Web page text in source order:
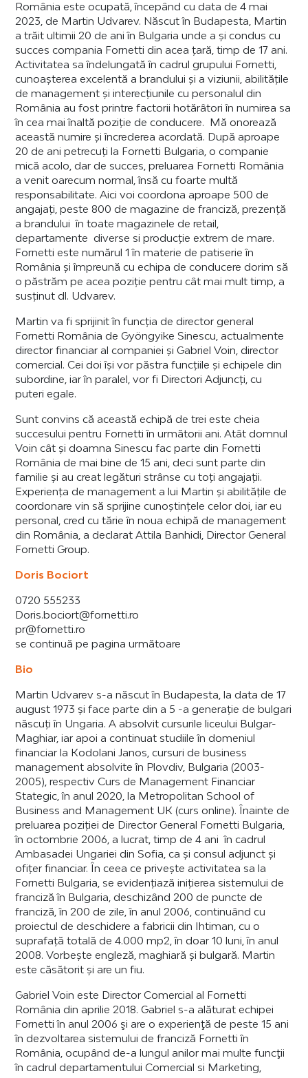
România este ocupată, începând cu data de 4 mai
2023, de Martin Udvarev. Născut în Budapesta, Martin
a trăit ultimii 20 de ani în Bulgaria unde a și condus cu
succes compania Fornetti din acea țară, timp de 17 ani.
Activitatea sa îndelungată în cadrul grupului Fornetti,
cunoașterea excelentă a brandului și a viziunii, abilitățile
de management și interecțiunile cu personalul din
România au fost printre factorii hotărâtori în numirea sa
în cea mai înaltă poziție de conducere. Mă onorează
această numire și încrederea acordată. După aproape
20 de ani petrecuți la Fornetti Bulgaria, o companie
mică acolo, dar de succes, preluarea Fornetti România
a venit oarecum normal, însă cu foarte multă
responsabilitate. Aici voi coordona aproape 500 de
angajați, peste 800 de magazine de franciză, prezență
a brandului în toate magazinele de retail,
departamente diverse si producție extrem de mare.
Fornetti este numărul 1 în materie de patiserie în
România și împreună cu echipa de conducere dorim să
o păstrăm pe acea poziție pentru cât mai mult timp, a
susținut dl. Udvarev.
Martin va fi sprijinit în funcția de director general
Fornetti România de Gyöngyike Sinescu, actualmente
director financiar al companiei și Gabriel Voin, director
comercial. Cei doi își vor păstra funcțiile și echipele din
subordine, iar în paralel, vor fi Directori Adjuncți, cu
puteri egale.
Sunt convins că această echipă de trei este cheia
succesului pentru Fornetti în următorii ani. Atât domnul
Voin cât și doamna Sinescu fac parte din Fornetti
România de mai bine de 15 ani, deci sunt parte din
familie și au creat legături strânse cu toți angajații.
Experiența de management a lui Martin și abilitățile de
coordonare vin să sprijine cunoștințele celor doi, iar eu
personal, cred cu tărie în noua echipă de management
din România, a declarat Attila Banhidi, Director General
Fornetti Group.
Doris Bociort
0720 555233
Doris.bociort@fornetti.ro
pr@fornetti.ro
se continuă pe pagina următoare
Bio
Martin Udvarev s-a născut în Budapesta, la data de 17
august 1973 și face parte din a 5 -a generație de bulgari
născuți în Ungaria. A absolvit cursurile liceului Bulgar-
Maghiar, iar apoi a continuat studiile în domeniul
financiar la Kodolani Janos, cursuri de business
management absolvite în Plovdiv, Bulgaria (2003-
2005), respectiv Curs de Management Financiar
Stategic, în anul 2020, la Metropolitan School of
Business and Management UK (curs online). Înainte de
preluarea poziției de Director General Fornetti Bulgaria,
în octombrie 2006, a lucrat, timp de 4 ani în cadrul
Ambasadei Ungariei din Sofia, ca și consul adjunct și
ofițer financiar. În ceea ce privește activitatea sa la
Fornetti Bulgaria, se evidențiază inițierea sistemului de
franciză în Bulgaria, deschizând 200 de puncte de
franciză, în 200 de zile, în anul 2006, continuând cu
proiectul de deschidere a fabricii din Ihtiman, cu o
suprafață totală de 4.000 mp2, în doar 10 luni, în anul
2008. Vorbește engleză, maghiară și bulgară. Martin
este căsătorit și are un fiu.
Gabriel Voin este Director Comercial al Fornetti
România din aprilie 2018. Gabriel s-a alăturat echipei
Fornetti în anul 2006 şi are o experienţă de peste 15 ani
în dezvoltarea sistemului de franciză Fornetti în
România, ocupând de-a lungul anilor mai multe funcţii
în cadrul departamentului Comercial si Marketing,